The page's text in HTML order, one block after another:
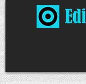
Skip
to
content